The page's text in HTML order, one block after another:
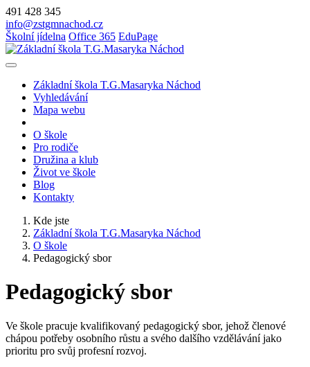
491 428 345
info@zstgmnachod.cz
Školní jídelna Office 365 EduPage
Základní škola T.G.Masaryka Náchod
Vyhledávání
Mapa webu
O škole
Pro rodiče
Družina a klub
Život ve škole
Blog
Kontakty
Kde jste
Základní škola T.G.Masaryka Náchod
O škole
Pedagogický sbor
Pedagogický sbor
Ve škole pracuje kvalifikovaný pedagogický sbor, jehož členové
chápou potřeby osobního růstu a svého dalšího vzdělávání jako
prioritu pro svůj profesní rozvoj.